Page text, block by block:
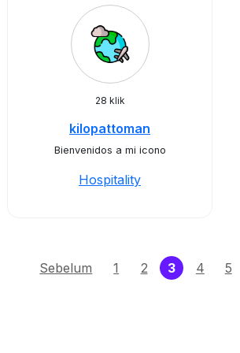
28 klik
kilopattoman
Bienvenidos a mi icono
Hospitality
Sebelum 1 2 3(current)
4 5